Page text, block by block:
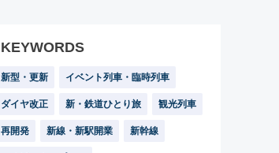
KEYWORDS
新型・更新 イベント列車・臨時列車
ダイヤ改正 新・鉄道ひとり旅 観光列車
再開発 新線・新駅開業 新幹線